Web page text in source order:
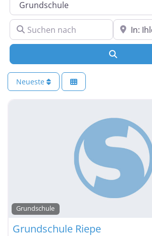
Suchen nach In der Nähe
Neueste
Grundschule
Grundschule Riepe